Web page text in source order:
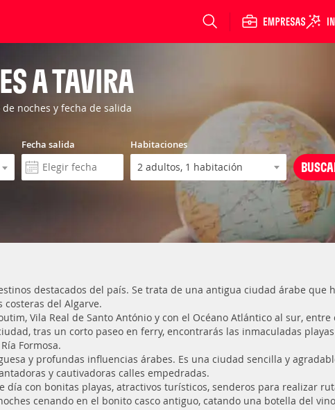
A TAVIRA
noches y fecha de salida
Fecha salida Habitaciones
destacados del país. Se trata de una antigua ciudad árabe que
del Algarve.
Vila Real de Santo António y con el Océano Atlántico al sur, entre
tras un corto paseo en ferry, encontrarás las inmaculadas
Formosa.
y profundas influencias árabes. Es una ciudad sencilla y
y cautivadoras calles empedradas.
con bonitas playas, atractivos turísticos, senderos para realizar
cenando en el bonito casco antiguo, catando una botella del